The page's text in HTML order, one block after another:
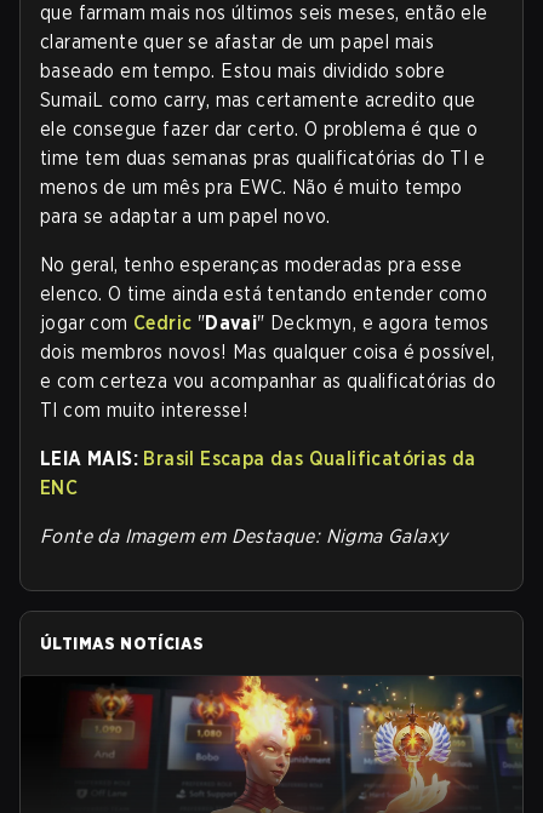
que farmam mais nos últimos seis meses, então ele
claramente quer se afastar de um papel mais
baseado em tempo. Estou mais dividido sobre
SumaiL como carry, mas certamente acredito que
ele consegue fazer dar certo. O problema é que o
time tem duas semanas pras qualificatórias do TI e
menos de um mês pra EWC. Não é muito tempo
para se adaptar a um papel novo.
No geral, tenho esperanças moderadas pra esse
elenco. O time ainda está tentando entender como
jogar com Cedric "Davai" Deckmyn, e agora temos
dois membros novos! Mas qualquer coisa é possível,
e com certeza vou acompanhar as qualificatórias do
TI com muito interesse!
LEIA MAIS: Brasil Escapa das Qualificatórias da
ENC
Fonte da Imagem em Destaque: Nigma Galaxy
ÚLTIMAS NOTÍCIAS